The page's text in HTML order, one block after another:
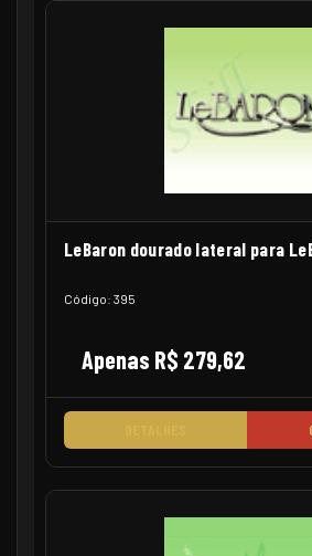
LeBaron dourado lateral para
Código: 395
Apenas R$ 279,62